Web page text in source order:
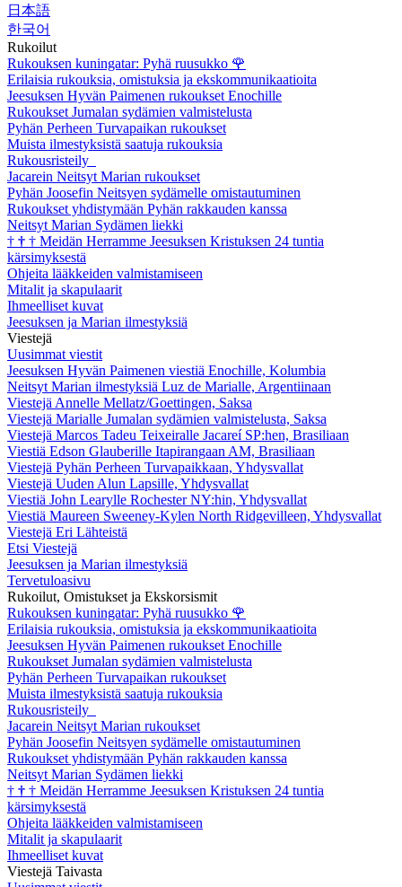
日本語
한국어
Rukoilut
Rukouksen kuningatar: Pyhä ruusukko 🌹
Erilaisia rukouksia, omistuksia ja ekskommunikaatioita
Jeesuksen Hyvän Paimenen rukoukset Enochille
Rukoukset Jumalan sydämien valmistelusta
Pyhän Perheen Turvapaikan rukoukset
Muista ilmestyksistä saatuja rukouksia
Rukousristeily
Jacarein Neitsyt Marian rukoukset
Pyhän Joosefin Neitsyen sydämelle omistautuminen
Rukoukset yhdistymään Pyhän rakkauden kanssa
Neitsyt Marian Sydämen liekki
† † † Meidän Herramme Jeesuksen Kristuksen 24 tuntia
kärsimyksestä
Ohjeita lääkkeiden valmistamiseen
Mitalit ja skapulaarit
Ihmeelliset kuvat
Jeesuksen ja Marian ilmestyksiä
Viestejä
Uusimmat viestit
Jeesuksen Hyvän Paimenen viestiä Enochille, Kolumbia
Neitsyt Marian ilmestyksiä Luz de Marialle, Argentiinaan
Viestejä Annelle Mellatz/Goettingen, Saksa
Viestejä Marialle Jumalan sydämien valmistelusta, Saksa
Viestejä Marcos Tadeu Teixeiralle Jacareí SP:hen, Brasiliaan
Viestiä Edson Glauberille Itapirangaan AM, Brasiliaan
Viestejä Pyhän Perheen Turvapaikkaan, Yhdysvallat
Viestejä Uuden Alun Lapsille, Yhdysvallat
Viestiä John Learylle Rochester NY:hin, Yhdysvallat
Viestiä Maureen Sweeney-Kylen North Ridgevilleen, Yhdysvallat
Viestejä Eri Lähteistä
Etsi Viestejä
Jeesuksen ja Marian ilmestyksiä
Tervetuloasivu
Rukoilut, Omistukset ja Ekskorsismit
Rukouksen kuningatar: Pyhä ruusukko 🌹
Erilaisia rukouksia, omistuksia ja ekskommunikaatioita
Jeesuksen Hyvän Paimenen rukoukset Enochille
Rukoukset Jumalan sydämien valmistelusta
Pyhän Perheen Turvapaikan rukoukset
Muista ilmestyksistä saatuja rukouksia
Rukousristeily
Jacarein Neitsyt Marian rukoukset
Pyhän Joosefin Neitsyen sydämelle omistautuminen
Rukoukset yhdistymään Pyhän rakkauden kanssa
Neitsyt Marian Sydämen liekki
† † † Meidän Herramme Jeesuksen Kristuksen 24 tuntia
kärsimyksestä
Ohjeita lääkkeiden valmistamiseen
Mitalit ja skapulaarit
Ihmeelliset kuvat
Viestejä Taivasta